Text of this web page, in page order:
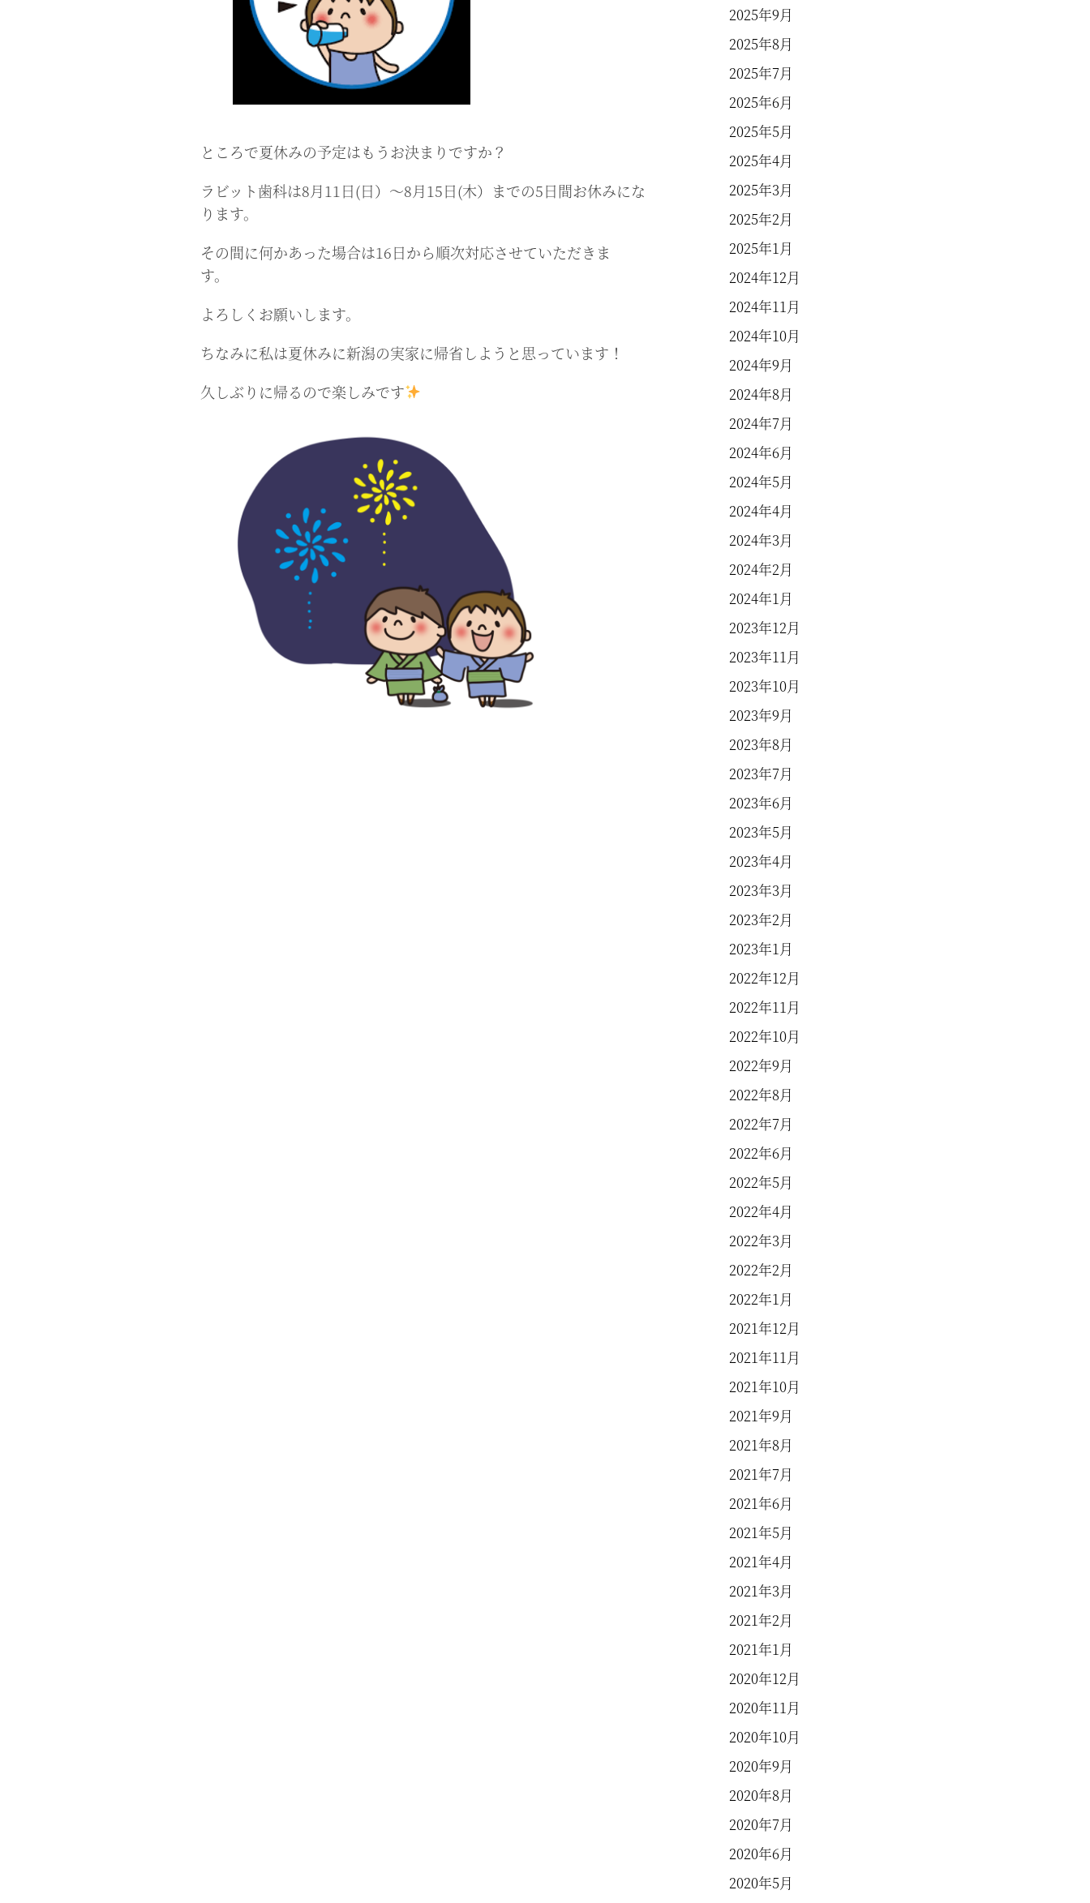
ところで夏休みの予定はもうお決まりですか？
ラビット歯科は8月11日(日）～8月15日(木）までの5日間お休みにな
ります。
その間に何かあった場合は16日から順次対応させていただきま
す。
よろしくお願いします。
ちなみに私は夏休みに新潟の実家に帰省しようと思っています！
久しぶりに帰るので楽しみです
2025年9月
2025年8月
2025年7月
2025年6月
2025年5月
2025年4月
2025年3月
2025年2月
2025年1月
2024年12月
2024年11月
2024年10月
2024年9月
2024年8月
2024年7月
2024年6月
2024年5月
2024年4月
2024年3月
2024年2月
2024年1月
2023年12月
2023年11月
2023年10月
2023年9月
2023年8月
2023年7月
2023年6月
2023年5月
2023年4月
2023年3月
2023年2月
2023年1月
2022年12月
2022年11月
2022年10月
2022年9月
2022年8月
2022年7月
2022年6月
2022年5月
2022年4月
2022年3月
2022年2月
2022年1月
2021年12月
2021年11月
2021年10月
2021年9月
2021年8月
2021年7月
2021年6月
2021年5月
2021年4月
2021年3月
2021年2月
2021年1月
2020年12月
2020年11月
2020年10月
2020年9月
2020年8月
2020年7月
2020年6月
2020年5月